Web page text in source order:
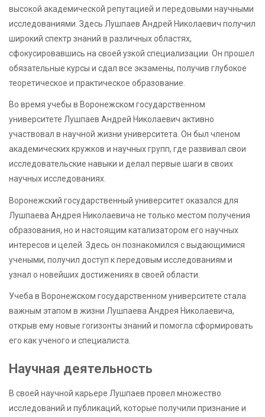
высокой академической репутацией и передовыми научными
исследованиями. Здесь Лушпаев Андрей Николаевич получил
широкий спектр знаний в различных областях,
сфокусировавшись на своей узкой специализации. Он прошел
обязательные курсы и сдал все экзамены, получив глубокое
теоретическое и практическое образование.
Во время учебы в Воронежском государственном
университете Лушпаев Андрей Николаевич активно
участвовал в научной жизни университета. Он был членом
академических кружков и научных групп, где развивал свои
исследовательские навыки и делал первые шаги в своих
научных исследованиях.
Воронежский государственный университет оказался для
Лушпаева Андрея Николаевича не только местом получения
образования, но и настоящим катализатором его научных
интересов и целей. Здесь он познакомился с выдающимися
учеными, получил доступ к передовым исследованиям и
узнал о новейших достижениях в своей области.
Учеба в Воронежском государственном университете стала
важным этапом в жизни Лушпаева Андрея Николаевича,
открыв ему новые гorизонты знаний и помогла сформировать
его как ученого и специалиста.
Научная деятельность
В своей научной карьере Лушпаев провел множество
исследований и публикаций, которые получили признание и